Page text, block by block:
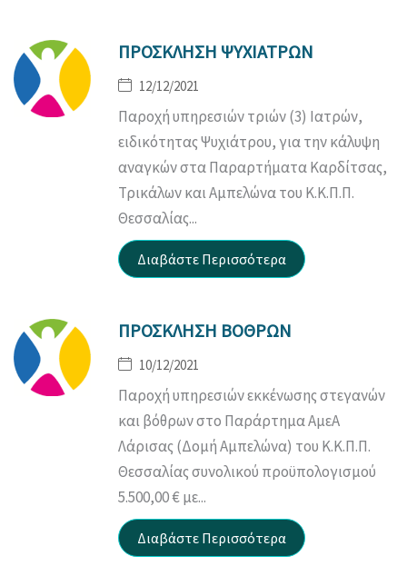
ΠΡΟΣΚΛΗΣΗ ΨΥΧΙΑΤΡΩΝ
12/12/2021
Παροχή υπηρεσιών τριών (3) Ιατρών,
ειδικότητας Ψυχιάτρου, για την κάλυψη
αναγκών στα Παραρτήματα Καρδίτσας,
Τρικάλων και Αμπελώνα του Κ.Κ.Π.Π.
Θεσσαλίας...
ΠΡΟΣΚΛΗΣΗ ΒΟΘΡΩΝ
10/12/2021
Παροχή υπηρεσιών εκκένωσης στεγανών
και βόθρων στο Παράρτημα ΑμεΑ
Λάρισας (Δομή Αμπελώνα) του Κ.Κ.Π.Π.
Θεσσαλίας συνολικού προϋπολογισμού
5.500,00 € με...